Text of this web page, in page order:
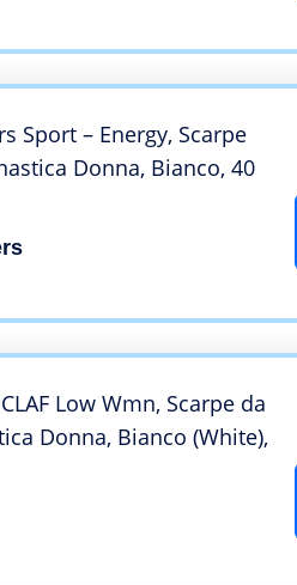
Sport – Energy, Scarpe
Donna, Bianco, 40
Low Wmn, Scarpe da
Donna, Bianco (White),